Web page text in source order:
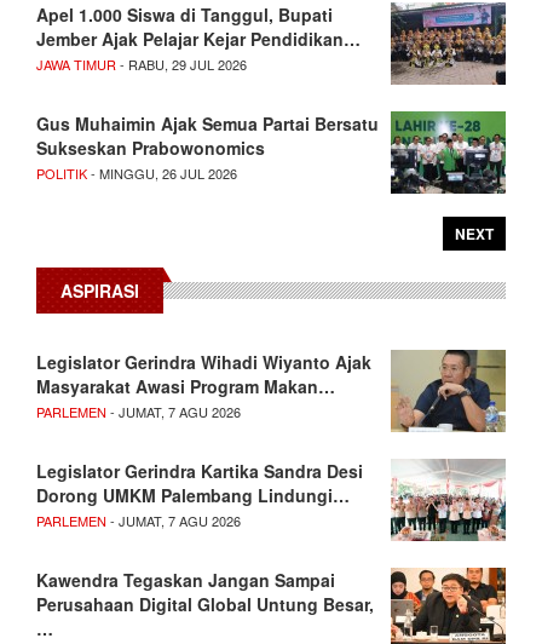
Apel 1.000 Siswa di Tanggul, Bupati
Jember Ajak Pelajar Kejar Pendidikan…
JAWA TIMUR - RABU, 29 JUL 2026
Gus Muhaimin Ajak Semua Partai Bersatu
Sukseskan Prabowonomics
POLITIK- MINGGU, 26 JUL 2026
NEXT
ASPIRASI
Legislator Gerindra Wihadi Wiyanto Ajak
Masyarakat Awasi Program Makan…
PARLEMEN - JUMAT, 7 AGU 2026
Legislator Gerindra Kartika Sandra Desi
Dorong UMKM Palembang Lindungi…
PARLEMEN - JUMAT, 7 AGU 2026
Kawendra Tegaskan Jangan Sampai
Perusahaan Digital Global Untung Besar,
…